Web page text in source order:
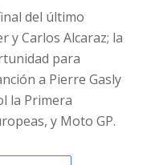
del último
y Carlos Alcaraz; la
para
a Pierre Gasly
la Primera
y Moto GP.